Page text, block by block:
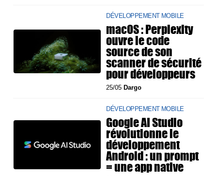
DÉVELOPPEMENT MOBILE
macOS : Perplexity
ouvre le code
source de son
scanner de sécurité
pour développeurs
25/05 Dargo
DÉVELOPPEMENT MOBILE
Google AI Studio
révolutionne le
développement
Android : un prompt
= une app native